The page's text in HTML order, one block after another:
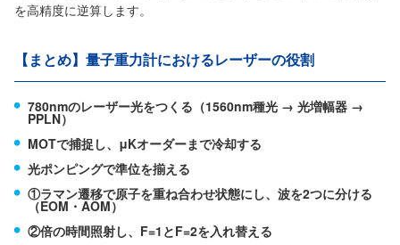
を高精度に逆算します。
【まとめ】量子重力計におけるレーザーの役割
780nmのレーザー光をつくる（1560nm種光 → 光増幅器 →
PPLN）
MOTで捕捉し、μKオーダーまで冷却する
光ポンピングで準位を揃える
①ラマン遷移で原子を重ね合わせ状態にし、波を2つに分ける
（EOM・AOM）
②倍の時間照射し、F=1とF=2を入れ替える